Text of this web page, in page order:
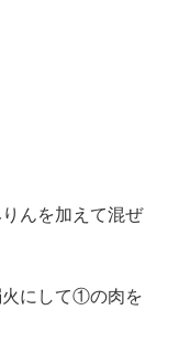
んを加えて混ぜ
にして①の肉を